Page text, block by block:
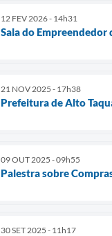
12 FEV 2026 - 14h31
Sala do
21 NOV 2025 - 17h38
Prefeitura de Alto
09 OUT 2025 - 09h55
Palestra sobre
30 SET 2025 - 11h17